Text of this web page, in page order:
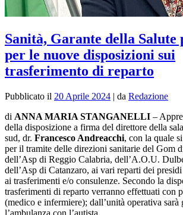
Sanità, Garante della Salute
per le nuove disposizioni sui
trasferimento di reparto
Pubblicato il 20 Aprile 2024 | da Redazione
di ANNA MARIA STANGANELLI –
della disposizione a firma del direttore della
sud, dr. Francesco Andreacchi, con la quale
per il tramite delle direzioni sanitarie del Gom
dell’Asp di Reggio Calabria, dell’A.O.U.
dell’Asp di Catanzaro, ai vari reparti dei
ai trasferimenti e/o consulenze. Secondo la
trasferimenti di reparto verranno effettuati con
(medico e infermiere); dall’unità operativa sarà
l’ambulanza con l’autista.